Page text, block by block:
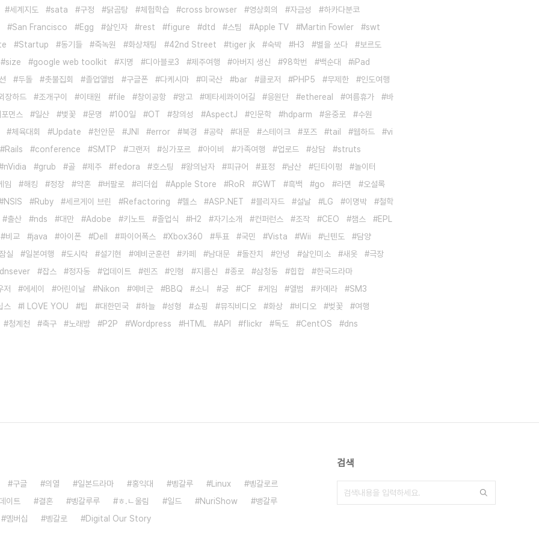
세계지도 sata 구정 닭곰탕 체험학습 cross browser 영상회의 자금성
하카다분코
San Francisco
Egg 살인자 rest figure dtd 스팀 Apple TV Martin Fowler
swt
Startup 동기들 죽녹원 화상채팅 42nd Street tiger jk 숙박 H3 별을 쏘다
보르도
size
google web toolkit 지명 디아블로3 제주여행 아버지 생신 98학번 백순대
iPad
두돌 촛불집회 졸업앨범 구글폰 다케시마 미국산 bar 클로저 PHP5 무제한
인도여행
장하드
조개구이 이태원 file 창이공항 망고 메타세콰이어길 응원단 ethereal 여름휴가
바
먼스
일산 벛꽃 문명 100일 OT 창의성 AspectJ 인문학 hdparm 윤중로
수원
체육대회
Update 천안문 JNI error 북경 공략 대문 스테이크 포즈 tail 웹하드
vi
Rails
conference SMTP 그랜저 싱가포르 아이비 가족여행 업로드 상담
struts
nVidia
grub 골 제주 fedora 호스팅 왕의남자 피규어 표정 남산 딘타이펑
놀이터
임
해킹 정장 약혼 버팔로 리더쉽 Apple Store RoR GWT 흑백 go 라면
오설록
NSIS
Ruby 세르게이 브린 Refactoring 헬스 ASP.NET 블리자드 설날 LG 이명박
철학
출산
nds 대만 Adobe 키노트 졸업식 H2 자기소개 컨퍼런스 조작 CEO 챔스
EPL
비교
java 아이폰 Dell 파이어폭스 Xbox360 투표 국민 Vista Wii 닌텐도
담양
실
일본여행 도시락 설기현 예비군훈련 카페 남대문 돌잔치 안녕 살인미소 새옷
극장
dnsever
잡스 정자동 업데이트 렌즈 인형 지름신 종로 삼청동 힙합
한국드라마
저
에세이 어린이날 Nikon 예비군 BBQ 소니 궁 CF 게임 앨범 카메라
SM3
스
I LOVE YOU 팁 대한민국 하늘 성형 쇼핑 뮤직비디오 화상 비디오 벚꽃
여행
청계천
축구 노래방 P2P Wordpress HTML API flickr 독도 CentOS dns
구글 의열 일본드라마 홍익대 벵갈루 Linux
벵갈로르
이트
결혼 벵갈루루 ㅎ.ㄴ울림 일드 NuriShow
뱅갈루
멤버십
벵갈로 Digital Our Story
검색